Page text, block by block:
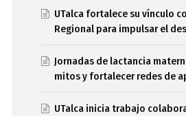
UTalca fortalece su vínculo
Regional para impulsar el
Jornadas de lactancia
mitos y fortalecer redes de
UTalca inicia trabajo